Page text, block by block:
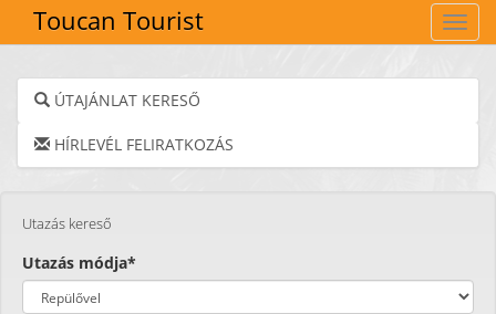
Toucan Tourist
ÚTAJÁNLAT KERESŐ
HÍRLEVÉL FELIRATKOZÁS
Utazás kereső
Utazás módja*